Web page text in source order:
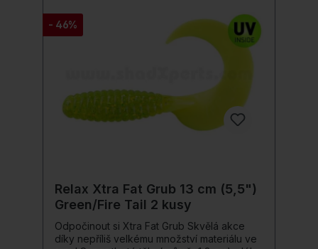
produktu: Barva: Firetiger (FT) Háček: 2 x
4X trojháček Perma Steel od VMC
hloubková potápěčská lopata trojité
- 46%
Relax Xtra Fat Grub 13 cm (5,5")
Green/Fire Tail 2 kusy
Odpočinout si Xtra Fat Grub Skvělá akce
díky nepříliš velkému množství materiálu ve